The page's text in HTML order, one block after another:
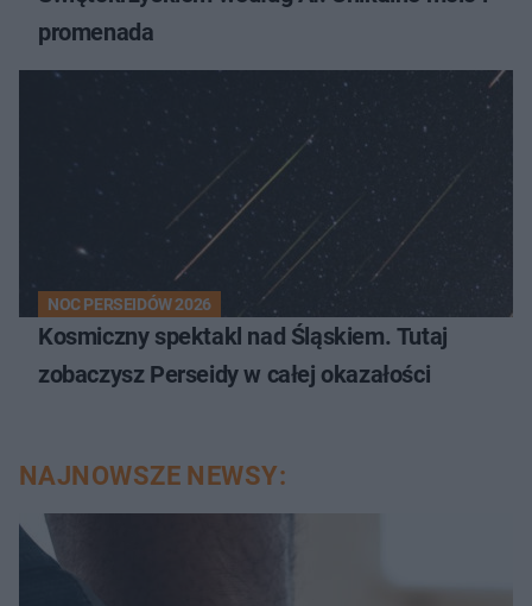
promenada
NOC PERSEIDÓW 2026
Kosmiczny spektakl nad Śląskiem. Tutaj
zobaczysz Perseidy w całej okazałości
NAJNOWSZE NEWSY: